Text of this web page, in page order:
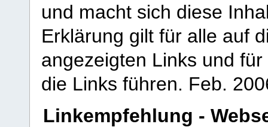
und macht sich diese
Erklärung gilt für alle auf
angezeigten Links und
die Links führen. Feb.
Linkempfehlung -